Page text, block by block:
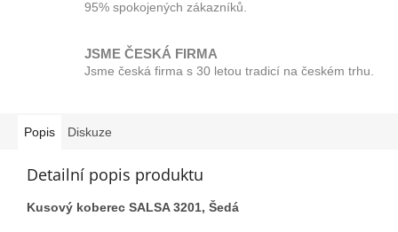
95% spokojených zákazníků.
JSME ČESKÁ FIRMA
Jsme česká firma s 30 letou tradicí na českém trhu.
Popis Diskuze
Detailní popis produktu
Kusový koberec SALSA 3201, Šedá